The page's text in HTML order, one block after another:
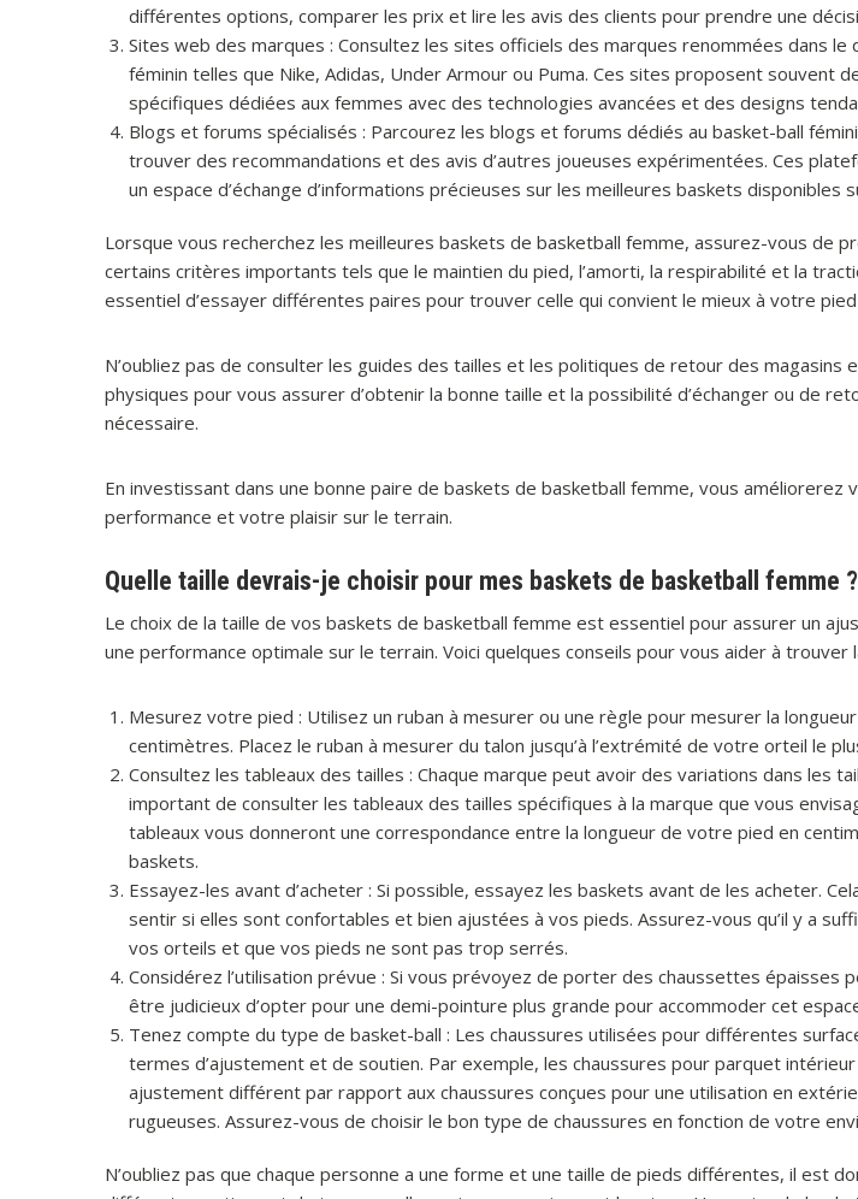
différentes options, comparer les prix et lire les avis des clients pour prendre une
Sites web des marques : Consultez les sites officiels des marques renommées dans le
féminin telles que Nike, Adidas, Under Armour ou Puma. Ces sites proposent souvent
spécifiques dédiées aux femmes avec des technologies avancées et des designs
Blogs et forums spécialisés : Parcourez les blogs et forums dédiés au basket-ball
trouver des recommandations et des avis d’autres joueuses expérimentées. Ces
un espace d’échange d’informations précieuses sur les meilleures baskets disponibles
Lorsque vous recherchez les meilleures baskets de basketball femme, assurez-vous de
certains critères importants tels que le maintien du pied, l’amorti, la respirabilité et la
essentiel d’essayer différentes paires pour trouver celle qui convient le mieux à votre
N’oubliez pas de consulter les guides des tailles et les politiques de retour des magasins
physiques pour vous assurer d’obtenir la bonne taille et la possibilité d’échanger ou de
nécessaire.
En investissant dans une bonne paire de baskets de basketball femme, vous
performance et votre plaisir sur le terrain.
Quelle taille devrais-je choisir pour mes baskets de basketball femme ?
Le choix de la taille de vos baskets de basketball femme est essentiel pour assurer un
une performance optimale sur le terrain. Voici quelques conseils pour vous aider à trouver
Mesurez votre pied : Utilisez un ruban à mesurer ou une règle pour mesurer la
centimètres. Placez le ruban à mesurer du talon jusqu’à l’extrémité de votre orteil le
Consultez les tableaux des tailles : Chaque marque peut avoir des variations dans les
important de consulter les tableaux des tailles spécifiques à la marque que vous
tableaux vous donneront une correspondance entre la longueur de votre pied en
baskets.
Essayez-les avant d’acheter : Si possible, essayez les baskets avant de les acheter.
sentir si elles sont confortables et bien ajustées à vos pieds. Assurez-vous qu’il y a
vos orteils et que vos pieds ne sont pas trop serrés.
Considérez l’utilisation prévue : Si vous prévoyez de porter des chaussettes épaisses
être judicieux d’opter pour une demi-pointure plus grande pour accommoder cet
Tenez compte du type de basket-ball : Les chaussures utilisées pour différentes
termes d’ajustement et de soutien. Par exemple, les chaussures pour parquet
ajustement différent par rapport aux chaussures conçues pour une utilisation en
rugueuses. Assurez-vous de choisir le bon type de chaussures en fonction de votre
N’oubliez pas que chaque personne a une forme et une taille de pieds différentes, il est